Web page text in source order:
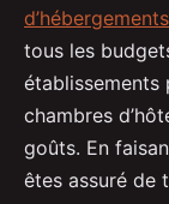
d’hébergements
tous les
établissements
chambres
goûts. En
êtes assuré de